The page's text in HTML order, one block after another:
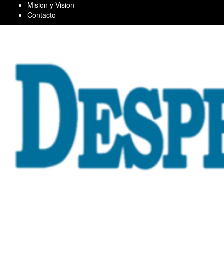
content
Mision y Vision
Contacto